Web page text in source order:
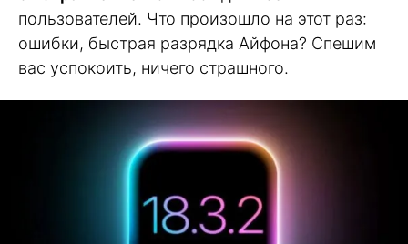
пользователей. Что произошло на этот раз:
ошибки, быстрая разрядка Айфона? Спешим
вас успокоить, ничего страшного.